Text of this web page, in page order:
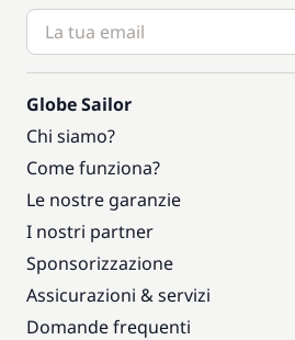
Globe Sailor
Chi siamo?
Come funziona?
Le nostre garanzie
I nostri partner
Sponsorizzazione
Assicurazioni & servizi
Domande frequenti